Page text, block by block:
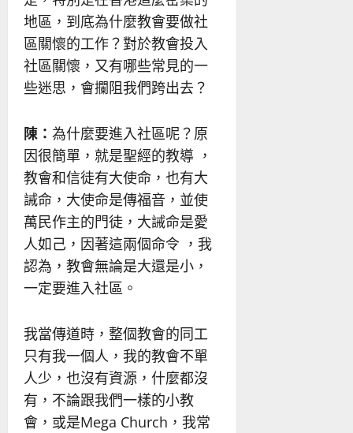
地區，到底為什麼教會要做社
區關懷的工作？對於教會投入
社區關懷，又有哪些常見的一
些迷思，會攔阻我們跨出去？
陳： 為什麼要進入社區呢？原
因很簡單，就是聖經的教導 ，
教會和信徒有大使命，也有大
誡命，大使命是傳福音，並使
萬民作主的門徒，大誡命是愛
人如己，因著這兩個命令 ，我
認為，教會無論是大還是小，
一定要進入社區。
我當傳道時，整個教會的同工
只有我一個人，我的教會不單
人少，也沒有資源，什麼都沒
有，不論跟我們一樣的小教
會，或是Mega Church，我常